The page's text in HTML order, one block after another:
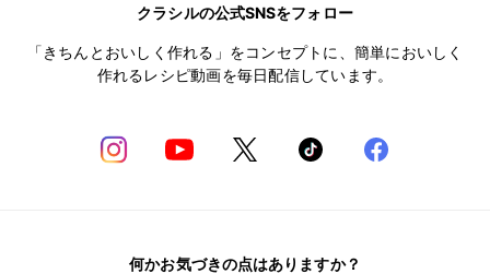
クラシルの公式SNSをフォロー
「きちんとおいしく作れる」をコンセプトに、簡単においしく
作れるレシピ動画を毎日配信しています。
何かお気づきの点はありますか？